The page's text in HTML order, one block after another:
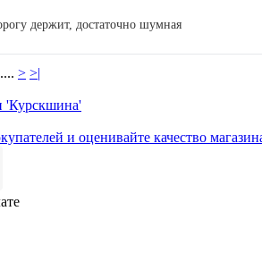
держит, достаточно шумная
.... > >|